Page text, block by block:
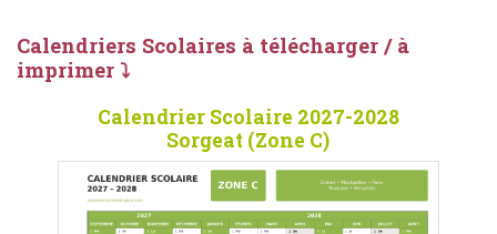
Calendriers Scolaires à télécharger / à
imprimer ⤵
Calendrier Scolaire 2027-2028
Sorgeat (Zone C)